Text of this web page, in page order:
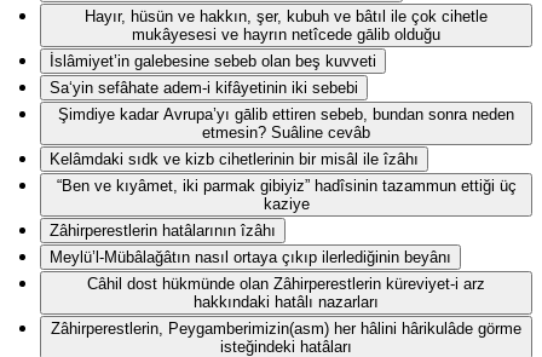
Hayır, hüsün ve hakkın, şer, kubuh ve bâtıl ile çok cihetle
mukâyesesi ve hayrın netîcede gālib olduğu
İslâmiyet’in galebesine sebeb olan beş kuvveti
Sa‘yin sefâhate adem-i kifâyetinin iki sebebi
Şimdiye kadar Avrupa’yı gālib ettiren sebeb, bundan sonra neden
etmesin? Suâline cevâb
Kelâmdaki sıdk ve kizb cihetlerinin bir misâl ile îzâhı
“Ben ve kıyâmet, iki parmak gibiyiz” hadîsinin tazammun ettiği üç
kaziye
Zâhirperestlerin hatâlarının îzâhı
Meylü’l-Mübâlağâtın nasıl ortaya çıkıp ilerlediğinin beyânı
Câhil dost hükmünde olan Zâhirperestlerin küreviyet-i arz
hakkındaki hatâlı nazarları
Zâhirperestlerin, Peygamberimizin(asm) her hâlini hârikulâde görme
isteğindeki hatâları